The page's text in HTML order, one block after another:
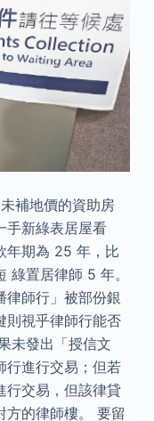
補地價的資助房
手新綠表居屋看
年期為 25 年，比
綠置居律師 5 年。
律師行」被部份銀
則視乎律師行能否
未發出「授信文
行進行交易；但若
行交易，但該律貸
方的律師樓。 要留